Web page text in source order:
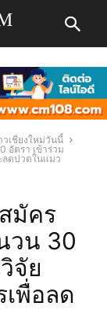
เชียงใหม่วันนี้
อัตรา เข้าร่วม
ลดปวดในแมว
มัคร
วน 30
จัย
พื่อลด